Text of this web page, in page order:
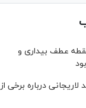
عطف بیداری و
لاریجانی درباره برخی از